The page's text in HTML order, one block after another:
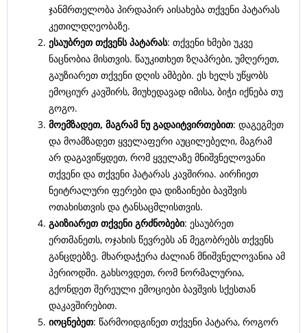
ჯანმრთელობა პირდაპირ აისახება თქვენი პატარას
კეთილდღეობაზე.
ესაუბრეთ თქვენსპატარას: თქვენი ხმები უკვე
ნაცნობია მისთვის. წაუკითხეთ ზღაპრები, უმღერეთ,
გაუზიარეთ თქვენი დღის ამბები. ეს ხელს უწყობს
ემოციურ კავშირს, მიუხედავად იმისა, ბიჭი იქნება თუ
გოგო.
მოემზადეთ, მაგრამ ნუ გადაიტვირთებით: დაგეგმეთ
და მოამზადეთ ყველაფერი აუცილებელი, მაგრამ
არ დაგავიწყდეთ, რომ ყველაზე მნიშვნელოვანი
თქვენი და თქვენი პატარას კავშირია. აირჩიეთ
ნეიტრალური ფერები და დიზაინები ბავშვის
ოთახისთვის და ტანსაცმლისთვის.
გაიზიარეთ თქვენი გრძნობები: ესაუბრეთ
ერთმანეთს, ოჯახის წევრებს ან მეგობრებს თქვენს
განცდებზე. მხარდაჭერა ძალიან მნიშვნელოვანია ამ
პერიოდში. გახსოვდეთ, რომ ნორმალურია,
გქონდეთ შერეული ემოციები ბავშვის სქესთან
დაკავშირებით.
იოცნებეთ: წარმოიდგინეთ თქვენი პატარა, როგორ